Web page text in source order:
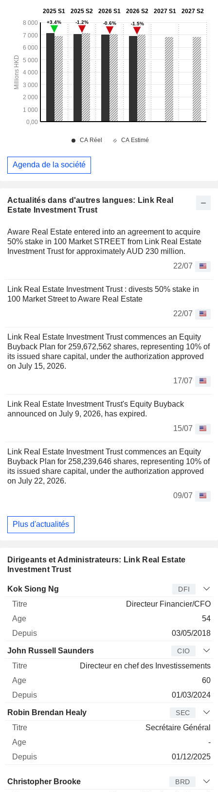
Actualités dans d'autres langues: Link Real
Estate Investment Trust
Aware Real Estate entered into an agreement to acquire
50% stake in 100 Market STREET from Link Real Estate
Investment Trust for approximately AUD 230 million.
22/07
Link Real Estate Investment Trust : divests 50% stake in
100 Market Street to Aware Real Estate
22/07
Link Real Estate Investment Trust commences an Equity
Buyback Plan for 259,672,562 shares, representing 10% of
its issued share capital, under the authorization approved
on July 15, 2026.
17/07
Link Real Estate Investment Trust's Equity Buyback
announced on July 9, 2026, has expired.
15/07
Link Real Estate Investment Trust commences an Equity
Buyback Plan for 258,239,646 shares, representing 10% of
its issued share capital, under the authorization approved
on July 22, 2026.
09/07
Plus d'actualités
Dirigeants et Administrateurs: Link Real Estate
Investment Trust
Dirigeant Titre
Kok Siong Ng DFI
Directeur Financier/CFO
54
03/05/2018
John Russell Saunders CIO
Directeur en chef des Investissements
60
01/03/2024
Robin Brendan Healy SEC
Secrétaire Général
-
01/12/2025
Administrateur Titre
Christopher Brooke BRD
Agenda de la société